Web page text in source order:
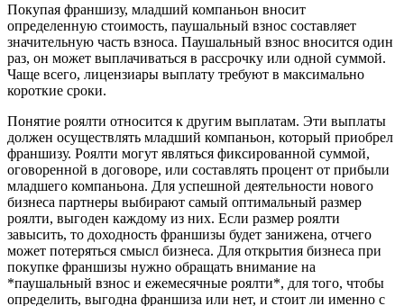
Покупая франшизу, младший компаньон вносит
определенную стоимость, паушальный взнос составляет
значительную часть взноса. Паушальный взнос вносится один
раз, он может выплачиваться в рассрочку или одной суммой.
Чаще всего, лицензиары выплату требуют в максимально
короткие сроки.
Понятие роялти относится к другим выплатам. Эти выплаты
должен осуществлять младший компаньон, который приобрел
франшизу. Роялти могут являться фиксированной суммой,
оговоренной в договоре, или составлять процент от прибыли
младшего компаньона. Для успешной деятельности нового
бизнеса партнеры выбирают самый оптимальный размер
роялти, выгоден каждому из них. Если размер роялти
завысить, то доходность франшизы будет занижена, отчего
может потеряться смысл бизнеса. Для открытия бизнеса при
покупке франшизы нужно обращать внимание на
*паушальный взнос и ежемесячные роялти*, для того, чтобы
определить, выгодна франшиза или нет, и стоит ли именно с